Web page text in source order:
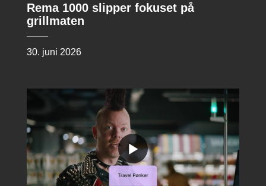
Rema 1000 slipper fokuset på
grillmaten
30. juni 2026